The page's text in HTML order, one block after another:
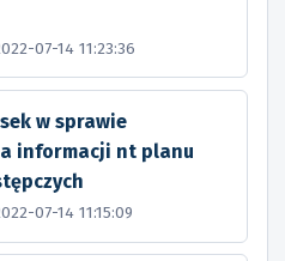
07-14 11:23:36
w sprawie
informacji nt planu
07-14 11:15:09